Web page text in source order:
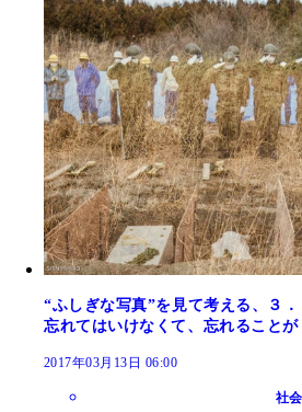
“ふしぎな写真”を見て考える、３
忘れてはいけなくて、忘れること
2017年03月13日 06:00
社会